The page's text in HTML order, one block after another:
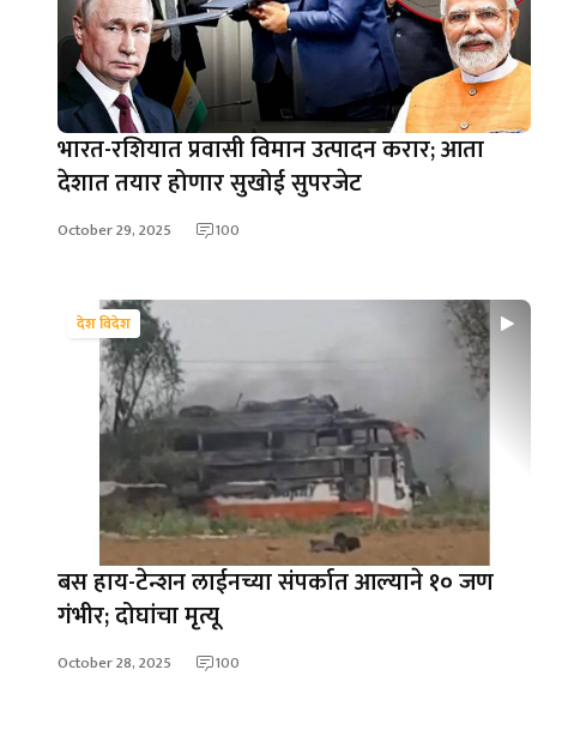
भारत-रशियात प्रवासी विमान उत्पादन करार; आता
देशात तयार होणार सुखोई सुपरजेट
October 29, 2025 100
देश विदेश
बस हाय-टेन्शन लाईनच्या संपर्कात आल्याने १० जण
गंभीर; दोघांचा मृत्यू
October 28, 2025 100